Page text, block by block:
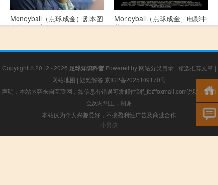
Moneyball（点球成金）剧本图
文详细解读
Moneyball（点球成金）电影中
英文剧情介绍
Copyright © 2012 - 2026 足球知识科普Powered by 网站分类目录 | 精选推荐文章 |
网站地图 | 疑难解答 京ICP备2025109170号
声明：本站内容来自互联网，如信息有错误可发邮件到f_fb#foxmail.com说明，我们
会及时纠正，谢谢
本站仅为个人兴趣爱好，不接盈利性广告及商业合作
小男孩